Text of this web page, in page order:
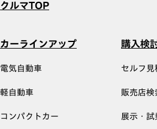
クルマTOP
カーラインアップ
電気自動車
軽自動車
コンパクトカー
購入検
セルフ見
販売店検
展示・試